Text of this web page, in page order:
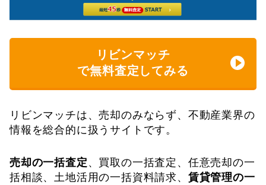
リビンマッチ
で無料査定してみる
リビンマッチは、売却のみならず、不動産業界の
情報を総合的に扱うサイトです。
売却の一括査定 、買取の一括査定、任意売却の一
括相談、土地活用の一括資料請求、 賃貸管理の一